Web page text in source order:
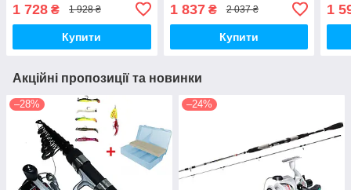
1 728 ₴ 1 928 ₴
Купити
1 837₴ 2 037 ₴
Купити
1
Акційні пропозиції та новинки
–28% –24%